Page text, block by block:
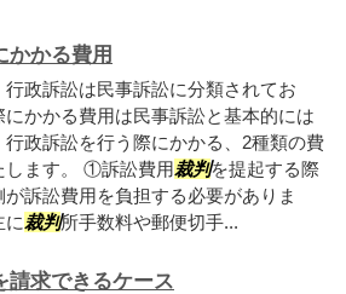
かかる費用
政訴訟は民事訴訟に分類されてお
にかかる費用は民事訴訟と基本的には
政訴訟を行う際にかかる、2種類の費
します。 ①訴訟費用裁判を提起する際
訴訟費用を負担する必要がありま
に裁判所手数料や郵便切手...
請求できるケース